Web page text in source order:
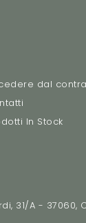
dal
In Stock
31/A - 37060,